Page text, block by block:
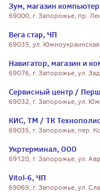
Зум, магазин
69000, г. Запорожье, пр.
Вега стар, ЧП
69035, ул.
Навигатор, магазин и
69076, г. Запорожье, ул.
Сервисный центр /
69032, г. Запорожье, ул.
КИС, ТМ / ТК
69035, г. Запорожье, пер.
Укртерминал, ООО
69120, г. Запорожье, ул.
Vitol-6, ЧП
69069, г. Запорожье, ул.